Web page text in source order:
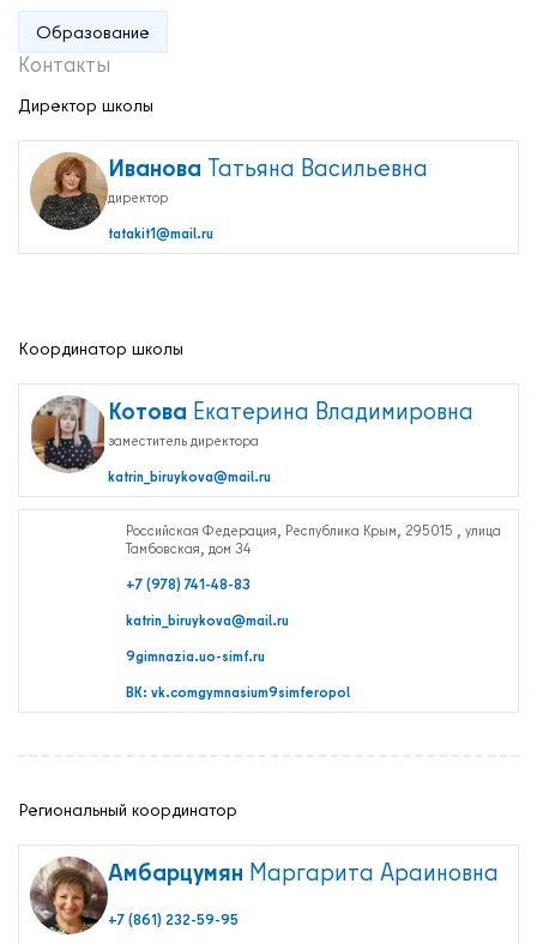
О нас
Контакты
Мероприятия
Обмен опытом
Образование
Контакты
Директор школы
Иванова Татьяна Васильевна
директор
tatakit1@mail.ru
Координатор школы
Котова Екатерина Владимировна
заместитель директора
katrin_biruykova@mail.ru
Российская Федерация, Республика Крым, 295015 , улица
Тамбовская, дом 34
+7 (978) 741-48-83
katrin_biruykova@mail.ru
9gimnazia.uo-simf.ru
ВК: vk.comgymnasium9simferopol
Региональный координатор
Амбарцумян Маргарита Араиновна
+7 (861) 232-59-95